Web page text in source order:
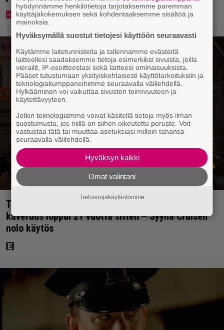
Tänään tv:ssä: Steven Spielbergin ja Tom Cruisen
kaveruus loppui 21 vuotta sitten – Syynä Cruisen
nolo käytös
hyödynnämme henkilötietoja tarjotaksemme paremman
käyttäjäkokemuksen sekä kohdentaaksemme sisältöä ja
mainoksia.
Hyväksymällä suostut tietojesi käyttöön seuraavasti
Käytämme laitetunnisteita ja tallennamme evästeitä
laitteellesi saadaksemme tietoja esimerkiksi sivuista, joilla
vierailit, IP-osoitteestasi sekä laitteesi ominaisuuksista.
Pääset tutustumaan yksityiskohtaisesti käyttötarkoituksiin ja
teknologiakumppaneihimme seuraavalla välilehdellä.
Hylkääminen voi vaikuttaa sivuston toimivuuteen ja
käytettävyyteen.
Jotkin teknologiamme voivat käsitellä tietoja myös ilman
suostumusta, jos niillä on siihen oikeutettu peruste. Voit
vastustaa tätä tai muuttaa asetuksiasi milloin tahansa
seuraavalla välilehdellä.
Hyväksyn kaikki
Omat valintani
Tietosuojakäytäntömme